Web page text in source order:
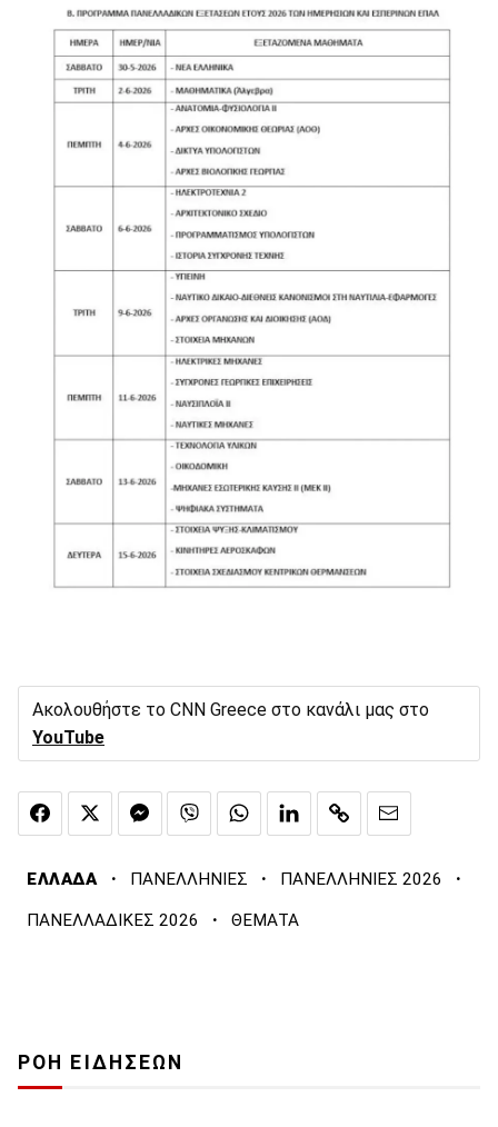
Ακολουθήστε το CNN Greece στο κανάλι μας στο
YouTube
ΕΛΛΑΔΑ · ΠΑΝΕΛΛΗΝΙΕΣ · ΠΑΝΕΛΛΗΝΙΕΣ 2026 ·
ΠΑΝΕΛΛΑΔΙΚΕΣ 2026 · ΘΕΜΑΤΑ
ΡΟΗ ΕΙΔΗΣΕΩΝ